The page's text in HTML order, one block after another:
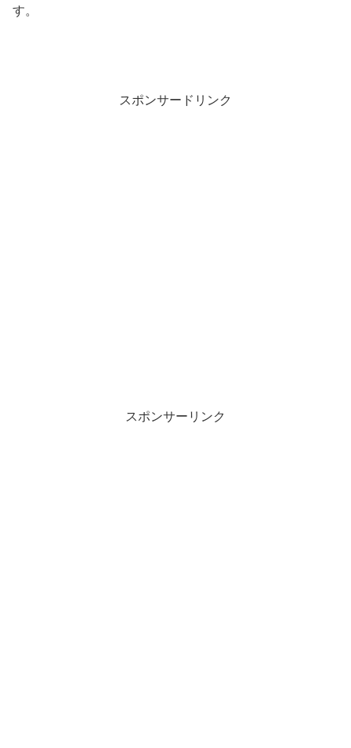
す。
スポンサードリンク
スポンサーリンク